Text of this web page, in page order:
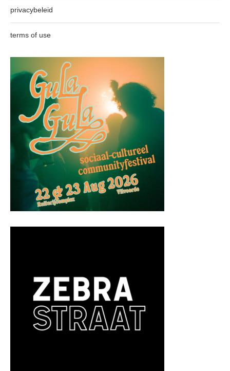
privacybeleid
terms of use